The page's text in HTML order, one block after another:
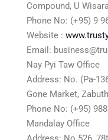
Compound, U
Phone No: (+95) 9
Website :
Email:
Nay Pyi Taw Office
Address: No. (Pa-
Gone Market,
Phone No: (+95)
Mandalay Office